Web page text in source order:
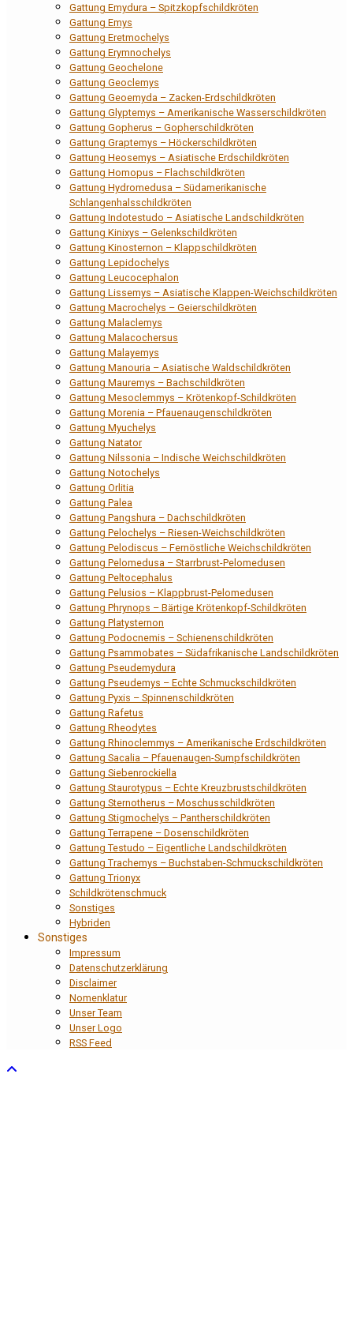
Gattung Emydura – Spitzkopfschildkröten
Gattung Emys
Gattung Eretmochelys
Gattung Erymnochelys
Gattung Geochelone
Gattung Geoclemys
Gattung Geoemyda – Zacken-Erdschildkröten
Gattung Glyptemys – Amerikanische Wasserschildkröten
Gattung Gopherus – Gopherschildkröten
Gattung Graptemys – Höckerschildkröten
Gattung Heosemys – Asiatische Erdschildkröten
Gattung Homopus – Flachschildkröten
Gattung Hydromedusa – Südamerikanische
Schlangenhalsschildkröten
Gattung Indotestudo – Asiatische Landschildkröten
Gattung Kinixys – Gelenkschildkröten
Gattung Kinosternon – Klappschildkröten
Gattung Lepidochelys
Gattung Leucocephalon
Gattung Lissemys – Asiatische Klappen-Weichschildkröten
Gattung Macrochelys – Geierschildkröten
Gattung Malaclemys
Gattung Malacochersus
Gattung Malayemys
Gattung Manouria – Asiatische Waldschildkröten
Gattung Mauremys – Bachschildkröten
Gattung Mesoclemmys – Krötenkopf-Schildkröten
Gattung Morenia – Pfauenaugenschildkröten
Gattung Myuchelys
Gattung Natator
Gattung Nilssonia – Indische Weichschildkröten
Gattung Notochelys
Gattung Orlitia
Gattung Palea
Gattung Pangshura – Dachschildkröten
Gattung Pelochelys – Riesen-Weichschildkröten
Gattung Pelodiscus – Fernöstliche Weichschildkröten
Gattung Pelomedusa – Starrbrust-Pelomedusen
Gattung Peltocephalus
Gattung Pelusios – Klappbrust-Pelomedusen
Gattung Phrynops – Bärtige Krötenkopf-Schildkröten
Gattung Platysternon
Gattung Podocnemis – Schienenschildkröten
Gattung Psammobates – Südafrikanische Landschildkröten
Gattung Pseudemydura
Gattung Pseudemys – Echte Schmuckschildkröten
Gattung Pyxis – Spinnenschildkröten
Gattung Rafetus
Gattung Rheodytes
Gattung Rhinoclemmys – Amerikanische Erdschildkröten
Gattung Sacalia – Pfauenaugen-Sumpfschildkröten
Gattung Siebenrockiella
Gattung Staurotypus – Echte Kreuzbrustschildkröten
Gattung Sternotherus – Moschusschildkröten
Gattung Stigmochelys – Pantherschildkröten
Gattung Terrapene – Dosenschildkröten
Gattung Testudo – Eigentliche Landschildkröten
Gattung Trachemys – Buchstaben-Schmuckschildkröten
Gattung Trionyx
Schildkrötenschmuck
Sonstiges
Hybriden
Sonstiges
Impressum
Datenschutzerklärung
Disclaimer
Nomenklatur
Unser Team
Unser Logo
RSS Feed